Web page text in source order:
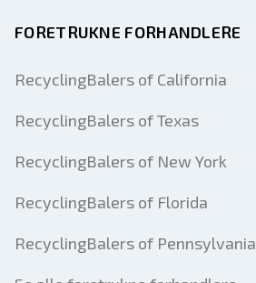
FORETRUKNE FORHANDLERE
RecyclingBalers of California
RecyclingBalers of Texas
RecyclingBalers of New York
RecyclingBalers of Florida
RecyclingBalers of Pennsylvania